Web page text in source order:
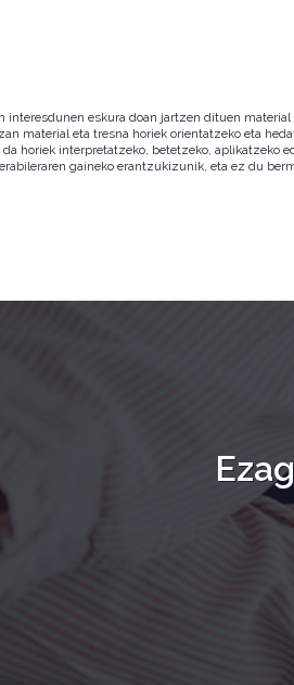
interesdunen eskura doan jartzen dituen
material eta tresna horiek orientatzeko eta
horiek interpretatzeko, betetzeko,
gaineko erantzukizunik, eta ez du